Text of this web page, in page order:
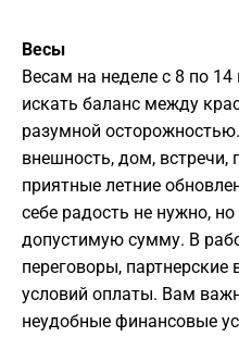
Весы
Весам на неделе с 8 по
искать баланс между
разумной
внешность, дом, встречи,
приятные летние
себе радость не нужно,
допустимую сумму. В
переговоры,
условий оплаты. Вам
неудобные финансовые